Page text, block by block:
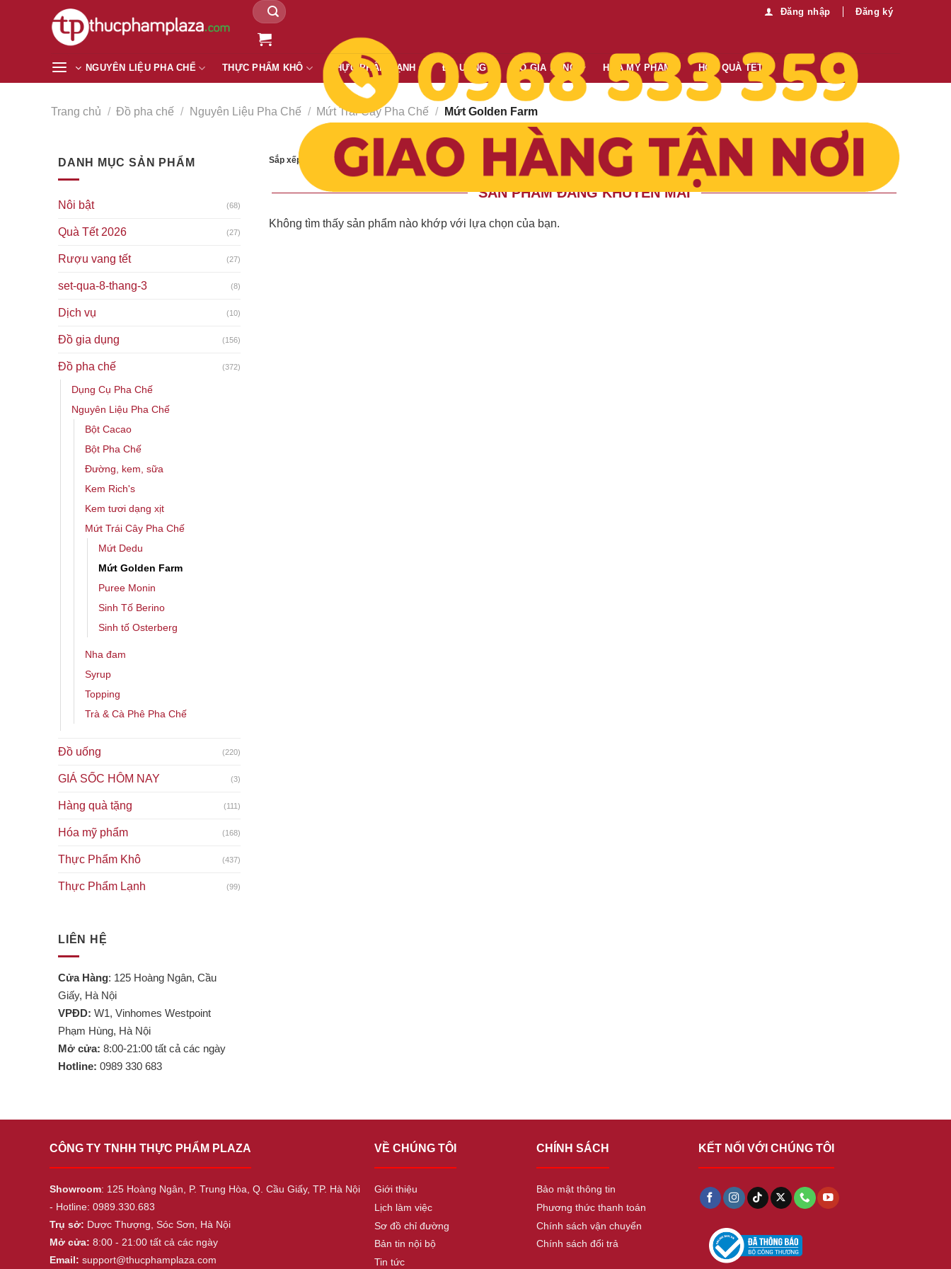
Tìm
kiếm:
Đăng nhập Đăng ký
NGUYÊN LIỆU PHA CHẾ THỰC PHẨM KHÔ THỰC PHẨM LẠNH ĐỒ UỐNG ĐỒ GIA DỤNG HÓA MỸ PHẨM HỘP QUÀ TẾT
Trang chủ / Đồ pha chế / Nguyên Liệu Pha Chế / Mứt Trái Cây Pha Chế / Mứt Golden Farm
DANH MỤC SẢN PHẨM
Nôi bật (68)
Quà Tết 2026 (27)
Rượu vang tết (27)
set-qua-8-thang-3 (8)
Dịch vụ (10)
Đồ gia dụng (156)
Đồ pha chế (372)
Dụng Cụ Pha Chế
Nguyên Liệu Pha Chế
Bột Cacao
Bột Pha Chế
Đường, kem, sữa
Kem Rich's
Kem tươi dạng xịt
Mứt Trái Cây Pha Chế
Mứt Dedu
Mứt Golden Farm
Puree Monin
Sinh Tố Berino
Sinh tố Osterberg
Nha đam
Syrup
Topping
Trà & Cà Phê Pha Chế
Đồ uống (220)
GIÁ SỐC HÔM NAY (3)
Hàng quà tặng (111)
Hóa mỹ phẩm (168)
Thực Phẩm Khô (437)
Thực Phẩm Lạnh (99)
LIÊN HỆ
Cửa Hàng: 125 Hoàng Ngân, Cầu
Giấy, Hà Nội
VPĐD: W1, Vinhomes Westpoint
Phạm Hùng, Hà Nội
Mở cửa: 8:00-21:00 tất cả các ngày
Hotline: 0989 330 683
Sắp xếp theo: Giá giảm dần Giá tăng dần Mới nhất Cũ nhất
SẢN PHẨM ĐANG KHUYẾN MÃI
Không tìm thấy sản phẩm nào khớp với lựa chọn của bạn.
CÔNG TY TNHH THỰC PHẨM PLAZA
Showroom: 125 Hoàng Ngân, P. Trung Hòa, Q. Cầu Giấy, TP. Hà Nội
- Hotline: 0989.330.683
Trụ sở: Dược Thượng, Sóc Sơn, Hà Nội
Mở cửa: 8:00 - 21:00 tất cả các ngày
Email: support@thucphamplaza.com
VỀ CHÚNG TÔI
Giới thiệu
Lịch làm việc
Sơ đồ chỉ đường
Bản tin nội bộ
Tin tức
CHÍNH SÁCH
Bảo mật thông tin
Phương thức thanh toán
Chính sách vận chuyển
Chính sách đổi trả
KẾT NỐI VỚI CHÚNG TÔI